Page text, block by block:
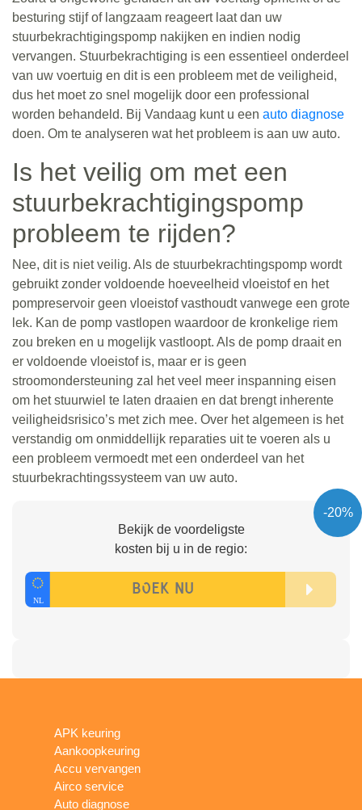
besturing stijf of langzaam reageert laat dan uw
stuurbekrachtigingspomp nakijken en indien nodig
vervangen. Stuurbekrachtiging is een essentieel onderdeel
van uw voertuig en dit is een probleem met de veiligheid,
dus het moet zo snel mogelijk door een professional
worden behandeld. Bij Vandaag kunt u een auto diagnose
doen. Om te analyseren wat het probleem is aan uw auto.
Is het veilig om met een
stuurbekrachtigingspomp
probleem te rijden?
Nee, dit is niet veilig. Als de stuurbekrachtingspomp wordt
gebruikt zonder voldoende hoeveelheid vloeistof en het
pompreservoir geen vloeistof vasthoudt vanwege een grote
lek. Kan de pomp vastlopen waardoor de kronkelige riem
zou breken en u mogelijk vastloopt. Als de pomp draait en
er voldoende vloeistof is, maar er is geen
stroomondersteuning zal het veel meer inspanning eisen
om het stuurwiel te laten draaien en dat brengt inherente
veiligheidsrisico’s met zich mee. Over het algemeen is het
verstandig om onmiddellijk reparaties uit te voeren als u
een probleem vermoedt met een onderdeel van het
stuurbekrachtingssysteem van uw auto.
-20%
Bekijk de voordeligste
kosten bij u in de regio:
APK keuring
Aankoopkeuring
Accu vervangen
Airco service
Auto diagnose